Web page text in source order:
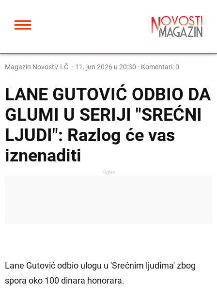
Magazin Novosti/ I.Č. · 11. jun 2026 u 20:30 · Komentari: 0
LANE GUTOVIĆ ODBIO DA
GLUMI U SERIJI "SREĆNI
LJUDI": Razlog će vas
iznenaditi
Oglas
Lane Gutović odbio ulogu u 'Srećnim ljudima' zbog
spora oko 100 dinara honorara.